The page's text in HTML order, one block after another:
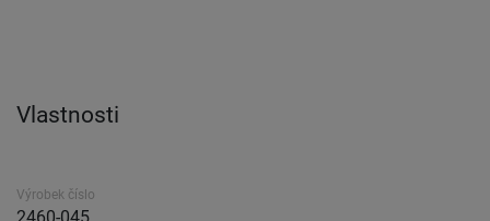
Vlastnosti
Výrobek číslo